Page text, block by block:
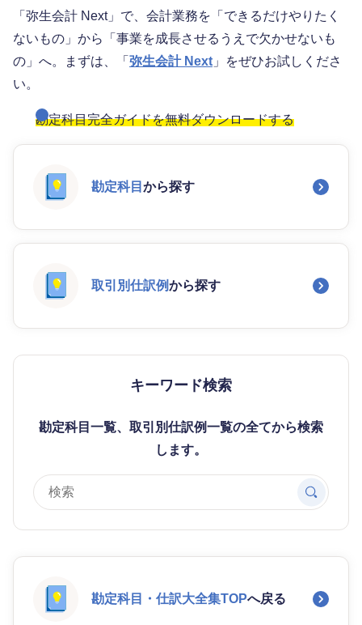
「弥生会計 Next」で、会計業務を「できるだけやりたく
ないもの」から「事業を成長させるうえで欠かせないも
の」へ。まずは、「 弥生会計 Next 」をぜひお試しくださ
い。
勘定科目完全ガイドを無料ダウンロードする
勘定科目 から探す
取引別仕訳例から探す
キーワード検索
勘定科目一覧、取引別仕訳例一覧の全てから検索
します。
勘定科目・仕訳大全集TOPへ戻る